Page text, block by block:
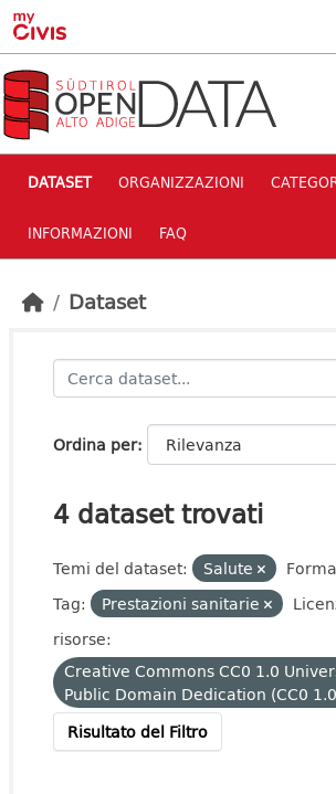
Skip to main content
DATASET ORGANIZZAZIONI
INFORMAZIONI FAQ
Dataset
Ordina per
4 dataset trovati
Temi del dataset: Salute
Tag:
Prestazioni sanitarie
risorse:
Creative Commons CC0 1.0
Public Domain Dedication (CC0
Risultato del Filtro